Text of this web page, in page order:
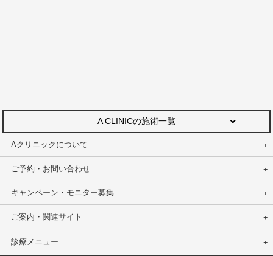
A CLINICの施術一覧
Aクリニックについて
ご予約・お問い合わせ
キャンペーン・モニター募集
ご案内・関連サイト
診療メニュー